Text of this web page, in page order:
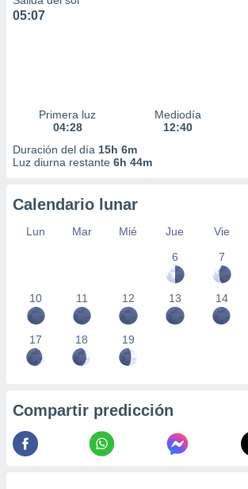
05:07
Primera luz
04:28
Mediodía
12:40
Duración del día 15h 6m
Luz diurna restante 6h 44m
Calendario lunar
Lun Mar Mié Jue Vie
6
7
10 11 12 13 14
17 18 19
Compartir predicción